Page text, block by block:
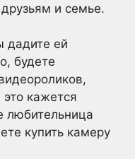
и семье.
дадите ей
будете
кажется
любительница
купить камеру